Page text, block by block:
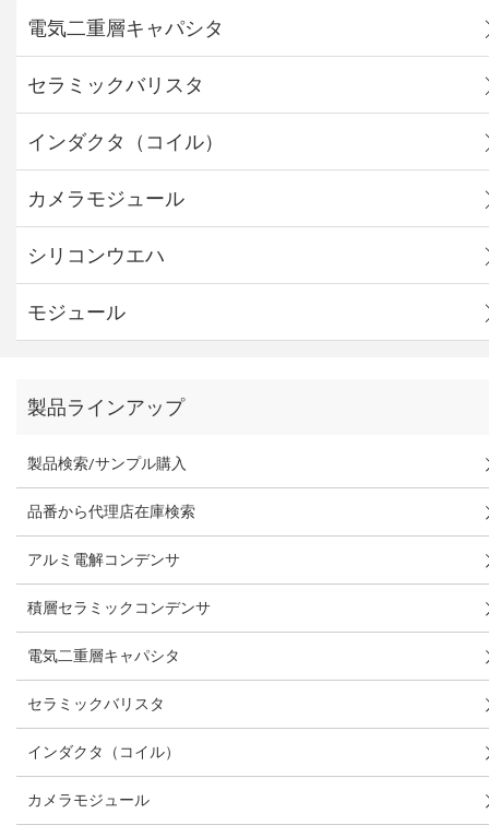
電気二重層キャパシタ
セラミックバリスタ
インダクタ（コイル）
カメラモジュール
シリコンウエハ
モジュール
製品ラインアップ
製品検索/サンプル購入
品番から代理店在庫検索
アルミ電解コンデンサ
積層セラミックコンデンサ
電気二重層キャパシタ
セラミックバリスタ
インダクタ（コイル）
カメラモジュール